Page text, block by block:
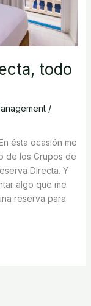
todo
/
ésta ocasión me
de los Grupos de
Directa. Y
algo que me
reserva para